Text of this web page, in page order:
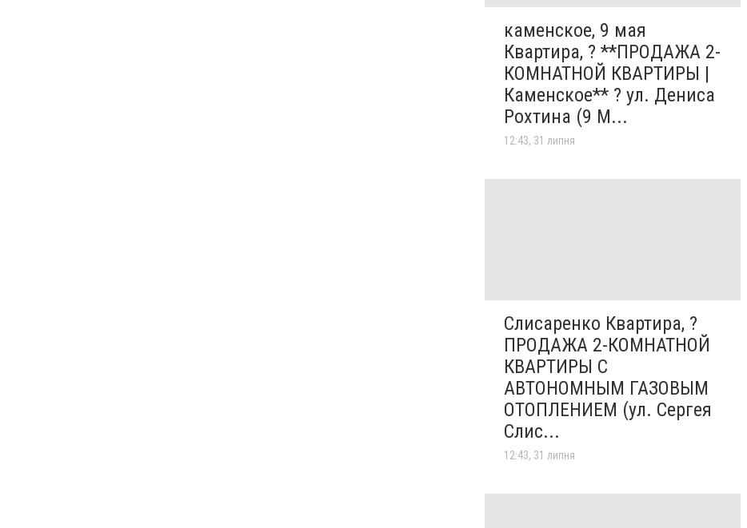
каменское, 9 мая
Квартира, ? **ПРОДАЖА 2-
КОМНАТНОЙ КВАРТИРЫ |
Каменское** ? ул. Дениса
Рохтина (9 М...
12:43, 31 липня
Слисаренко Квартира, ?
ПРОДАЖА 2-КОМНАТНОЙ
КВАРТИРЫ С
АВТОНОМНЫМ ГАЗОВЫМ
ОТОПЛЕНИЕМ (ул. Сергея
Слис...
12:43, 31 липня